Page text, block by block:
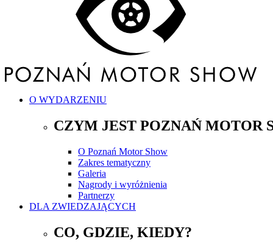
O WYDARZENIU
CZYM JEST POZNAŃ MOTOR
O Poznań Motor Show
Zakres tematyczny
Galeria
Nagrody i wyróżnienia
Partnerzy
DLA ZWIEDZAJĄCYCH
CO, GDZIE, KIEDY?